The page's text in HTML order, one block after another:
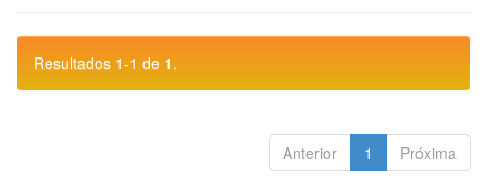
Resultados 1-1 de 1.
Anterior 1 Próxima